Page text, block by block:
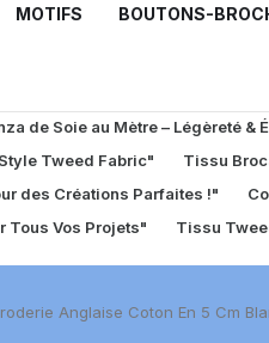
MOTIFS BOUTONS-
de Soie au Mètre – Légèreté &
Tweed Fabric"
Tissu
des Créations Parfaites !"
Tous Vos Projets"
Tissu
Anglaise Coton En 5 Cm